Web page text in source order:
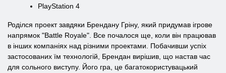
PlayStation 4
Роділся проект завдяки Брендану Гріну, який придумав ігрове
напрямок "Battle Royale". Все почалося ще, коли він працював
в інших компаніях над різними проектами. Побачивши успіх
застосованих їм технологій, Брендан вирішив, що настав час
для сольного виступу. Його гра, це багатокористувацький